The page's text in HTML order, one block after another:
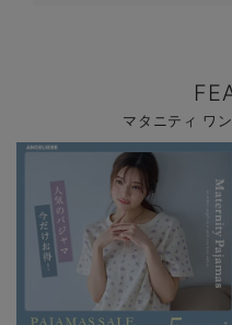
マタニティ ワ